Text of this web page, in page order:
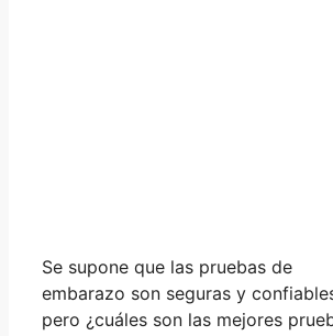
Se supone que las pruebas de
embarazo son seguras y
pero ¿cuáles son las mejores